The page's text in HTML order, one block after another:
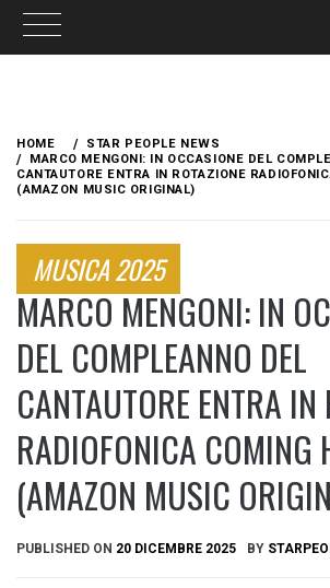
content
HOME
STAR PEOPLE NEWS
MARCO MENGONI: IN OCCASIONE DEL
CANTAUTORE ENTRA IN ROTAZIONE
(AMAZON MUSIC ORIGINAL)​
MUSICA 2025
MARCO MENGONI: IN
DEL COMPLEANNO DEL
CANTAUTORE ENTRA IN
RADIOFONICA COMING
(AMAZON MUSIC
PUBLISHED ON 20 DICEMBRE 2025 BY